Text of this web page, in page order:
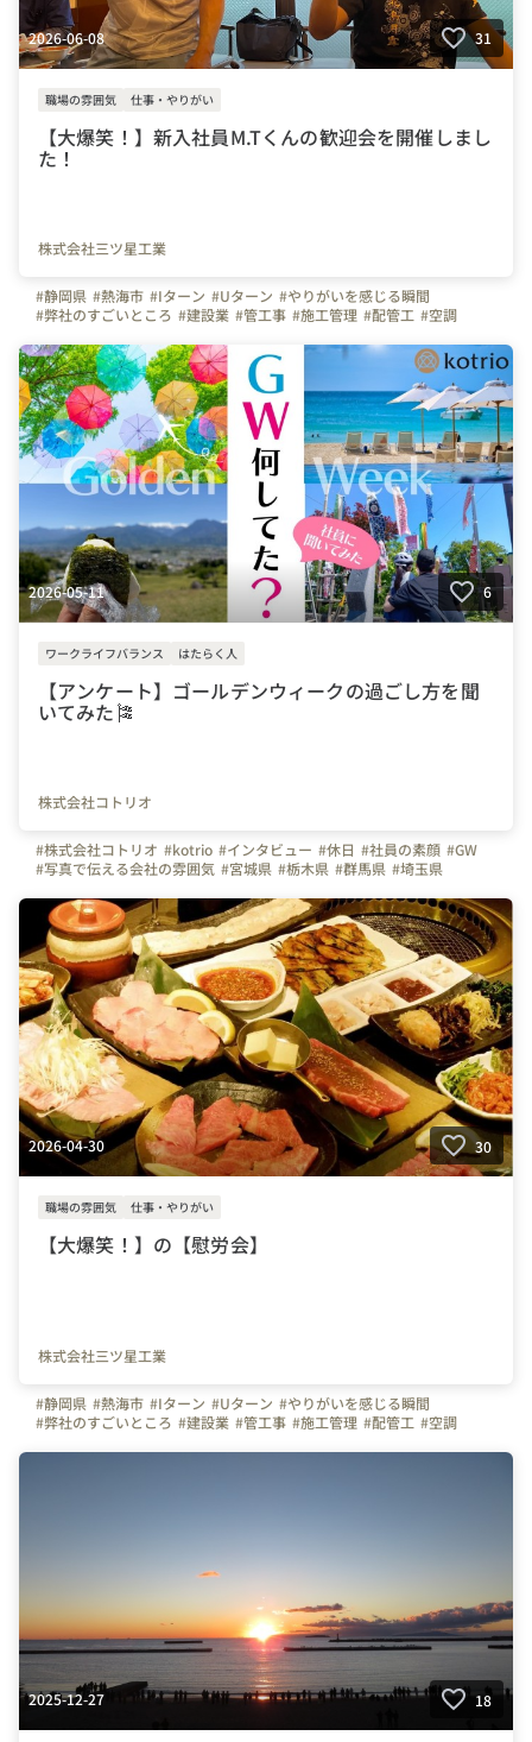
2026-06-08 31
職場の雰囲気 仕事・やりがい
【大爆笑！】新入社員M.Tくんの歓迎会を開催しまし
た！
株式会社三ツ星工業
#静岡県 #熱海市 #Iターン #Uターン #やりがいを感じる瞬間
#弊社のすごいところ #建設業 #管工事 #施工管理 #配管工 #空調
#年末年始 #賞与 #利益配当 #決算賞与 #社員旅行
#面接担当の素顔
#三ツ星工業 #写真で伝える会社の雰囲気
#会社の推しポイント
#社内イベント #自慢の福利厚生
#はたらく人
#上司や先輩のキャラクター #設備 #株式会社三ツ星工業
2026-05-11 6
ワークライフバランス はたらく人
【アンケート】ゴールデンウィークの過ごし方を聞
いてみた🎏
株式会社コトリオ
#株式会社コトリオ #kotrio #インタビュー #休日 #社員の素顔 #GW
#写真で伝える会社の雰囲気 #宮城県 #栃木県 #群馬県 #埼玉県
#大阪府 #兵庫県 #奈良県 #岡山県 #広島県 #福岡県 #熊本県
#鹿児島県 #人材コーディネーター #派遣 #紹介 #医療 #福祉 #介護
#営業職 #中途採用 #20代の転職 #30代の転職 #福利厚生
#働きやすい環境 #ゴールデンウィーク #連休
2026-04-30 30
職場の雰囲気 仕事・やりがい
【大爆笑！】の【慰労会】
株式会社三ツ星工業
#静岡県 #熱海市 #Iターン #Uターン #やりがいを感じる瞬間
#弊社のすごいところ #建設業 #管工事 #施工管理 #配管工 #空調
2025-12-27 18